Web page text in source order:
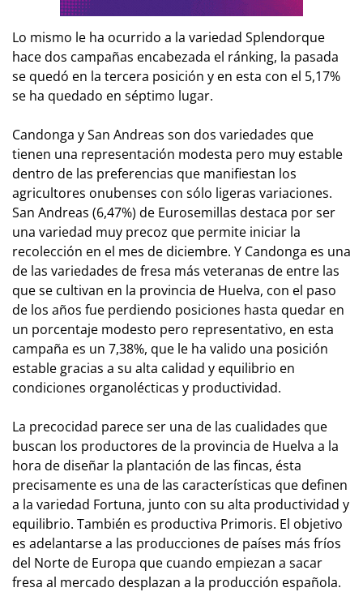
Lo mismo le ha ocurrido a la variedad Splendorque
hace dos campañas encabezada el ránking, la pasada
se quedó en la tercera posición y en esta con el 5,17%
se ha quedado en séptimo lugar.
Candonga y San Andreas son dos variedades que
tienen una representación modesta pero muy estable
dentro de las preferencias que manifiestan los
agricultores onubenses con sólo ligeras variaciones.
San Andreas (6,47%) de Eurosemillas destaca por ser
una variedad muy precoz que permite iniciar la
recolección en el mes de diciembre. Y Candonga es una
de las variedades de fresa más veteranas de entre las
que se cultivan en la provincia de Huelva, con el paso
de los años fue perdiendo posiciones hasta quedar en
un porcentaje modesto pero representativo, en esta
campaña es un 7,38%, que le ha valido una posición
estable gracias a su alta calidad y equilibrio en
condiciones organolécticas y productividad.
La precocidad parece ser una de las cualidades que
buscan los productores de la provincia de Huelva a la
hora de diseñar la plantación de las fincas, ésta
precisamente es una de las características que definen
a la variedad Fortuna, junto con su alta productividad y
equilibrio. También es productiva Primoris. El objetivo
es adelantarse a las producciones de países más fríos
del Norte de Europa que cuando empiezan a sacar
fresa al mercado desplazan a la producción española.